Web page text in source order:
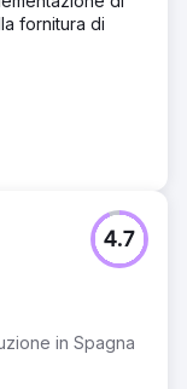
fornitura di
in Spagna
4.7